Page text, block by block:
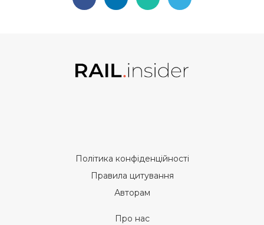
Політика конфіденційності
Правила цитування
Авторам
Про нас